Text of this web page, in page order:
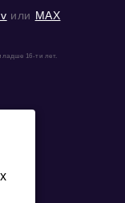
или MAX
16-ти лет.